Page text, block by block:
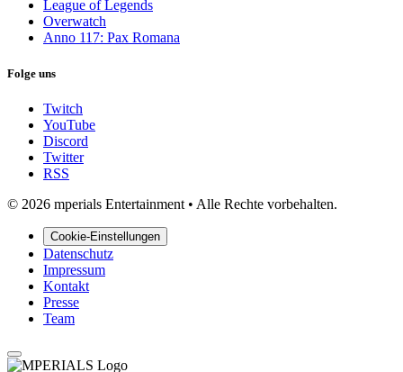
League of Legends
Overwatch
Anno 117: Pax Romana
Folge uns
Twitch
YouTube
Discord
Twitter
RSS
© 2026 mperials Entertainment • Alle Rechte vorbehalten.
Cookie-Einstellungen
Datenschutz
Impressum
Kontakt
Presse
Team